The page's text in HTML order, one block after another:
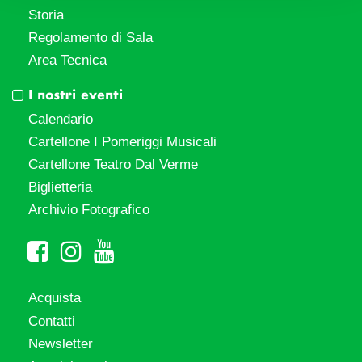
Storia
Regolamento di Sala
Area Tecnica
I nostri eventi
Calendario
Cartellone I Pomeriggi Musicali
Cartellone Teatro Dal Verme
Biglietteria
Archivio Fotografico
Acquista
Contatti
Newsletter